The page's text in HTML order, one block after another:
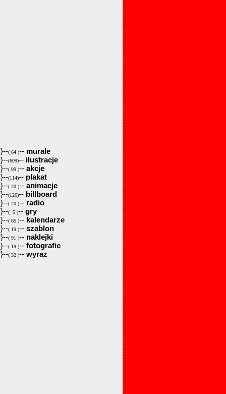
}--( 64 )-- murale
}--(609)-- ilustracje
}--( 99 )-- akcje
}--(114)-- plakat
}--( 20 )-- animacje
}--(126)-- billboard
}--( 20 )-- radio
}--( 5 )-- gry
}--( 65 )-- kalendarze
}--( 19 )-- szablon
}--( 91 )-- naklejki
}--( 19 )-- fotografie
}--( 32 )-- wyraz